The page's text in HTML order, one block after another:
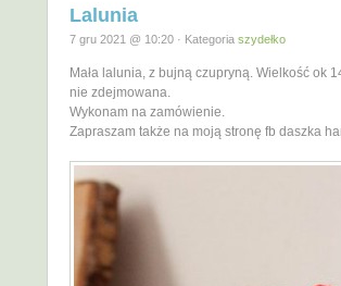
Lalunia
7 gru 2021 @ 10:20 · Kategoria szydełko
Mała lalunia, z bujną czupryną. Wielkość ok
nie zdejmowana.
Wykonam na zamówienie.
Zapraszam także na moją stronę fb daszka